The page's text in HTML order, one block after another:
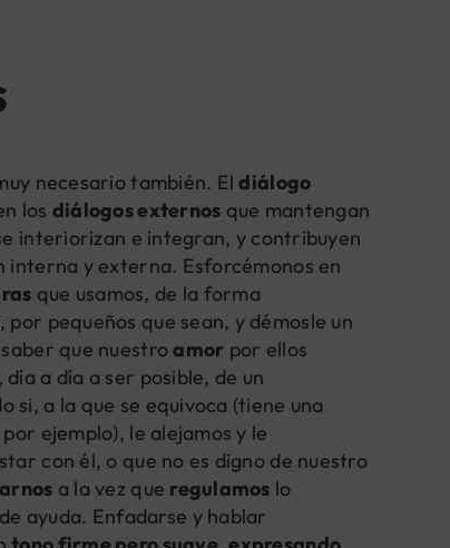
necesario también. Eldiálogo
los diálogos externos que mantengan
interiorizan e integran, y contribuyen
interna y externa. Esforcémonos en
que usamos, de la forma
, por pequeños que sean, y démosle un
que nuestroamor por ellos
a día a ser posible, de un
si, a la que se equivoca (tiene una
ejemplo), le alejamos y le
con él, o que no es digno de nuestro
a la vez que regulamos lo
ayuda. Enfadarse y hablar